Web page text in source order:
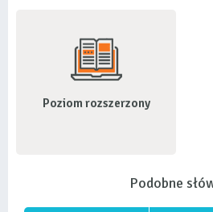
Poziom rozszerzony
Podobne